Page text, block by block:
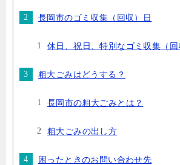
長岡市のゴミ収集（回収）日
休日、祝日、特別なゴミ収集（回
粗大ごみはどうする？
長岡市の粗大ごみとは？
粗大ごみの出し方
困ったときのお問い合わせ先